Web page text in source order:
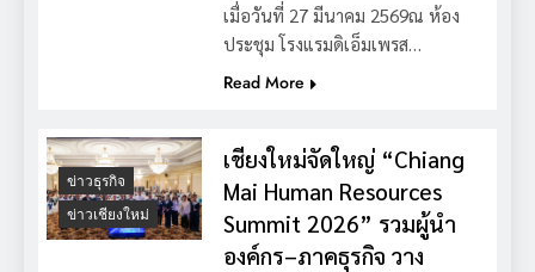
เมื่อวันที่ 27 มีนาคม 2569ณ ห้อง
ประชุม โรงแรมดิเอ็มเพรส…
Read More
ข่าวธุรกิจ
ข่าวเชียงใหม่
เชียงใหม่จัดใหญ่ “Chiang
Mai Human Resources
Summit 2026” รวมผู้นำ
องค์กร–ภาคธุรกิจ วาง